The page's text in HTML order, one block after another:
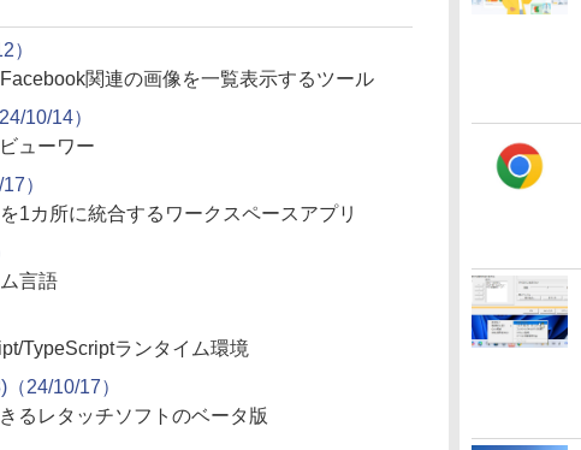
）
関連の画像を一覧表示するツール
10/14）
ューワー
）
1カ所に統合するワークスペースアプリ
言語
TypeScriptランタイム環境
24/10/17）
るレタッチソフトのベータ版